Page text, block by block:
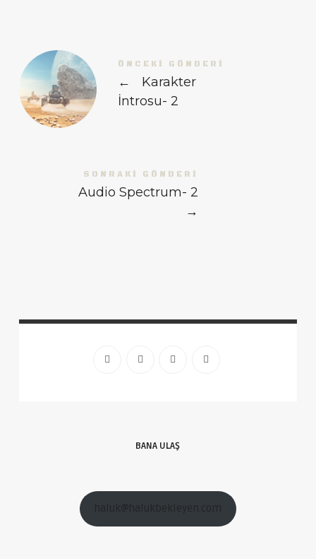
ÖNCEKI GÖNDERI
←
Karakter
İntrosu- 2
SONRAKI GÖNDERI
Audio Spectrum- 2
→
BANA ULAŞ
haluk@halukbekleyen.com